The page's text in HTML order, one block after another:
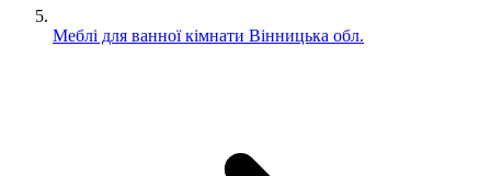
Меблі для ванної кімнати Вінницька обл.